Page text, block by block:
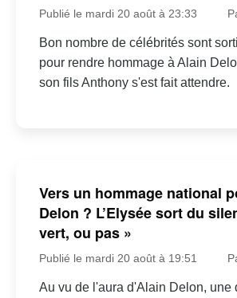
Publié le mardi 20 août à 23:33
Bon nombre de célébrités sont
pour rendre hommage à Alain
son fils Anthony s'est fait attendre.
Vers un hommage national
Delon ? L’Elysée sort du
vert, ou pas »
Publié le mardi 20 août à 19:51
Au vu de l'aura d'Alain Delon, une